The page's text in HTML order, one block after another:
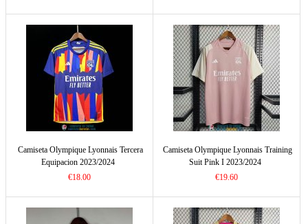
Camiseta Olympique Lyonnais Tercera
Equipacion 2023/2024
€18.00
Camiseta Olympique Lyonnais Training
Suit Pink I 2023/2024
€19.60